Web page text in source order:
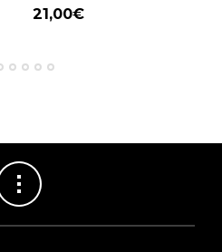
21,00€